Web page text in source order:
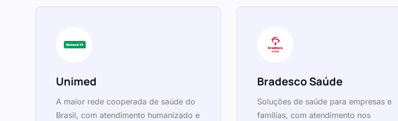
Unimed
A maior rede cooperada de saúde do
Brasil, com atendimento humanizado e
Bradesco Saúde
Soluções de saúde para empresas e
famílias, com atendimento nos